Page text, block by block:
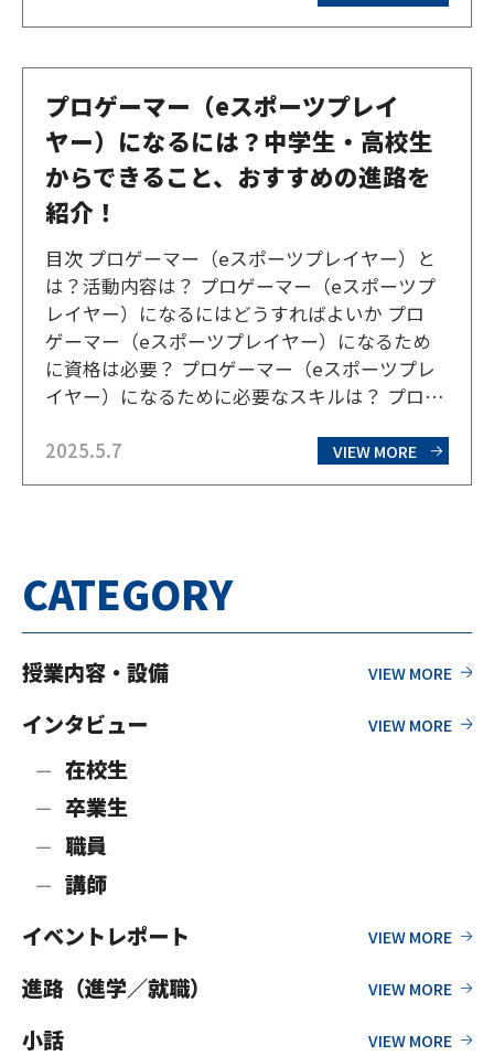
キャラクターを演じる声優が若者の間ではとく
プロゲーマー（eスポーツプレイ
ヤー）になるには？中学生・高校生
からできること、おすすめの進路を
紹介！
目次 プロゲーマー（eスポーツプレイヤー）と
は？活動内容は？ プロゲーマー（eスポーツプ
レイヤー）になるにはどうすればよいか プロ
ゲーマー（eスポーツプレイヤー）になるため
に資格は必要？ プロゲーマー（eスポーツプレ
イヤー）になるために必要なスキルは？ プロ
中学生・高校生におすすめの進路は？ eスポー
ツコースのあるおすすめ通信制高校「芸高グ
2025.5.7 VIEW MORE
CATEGORY
授業内容・設備
インタビュー
在校生
卒業生
職員
講師
イベントレポート
進路（進学／就職）
小話